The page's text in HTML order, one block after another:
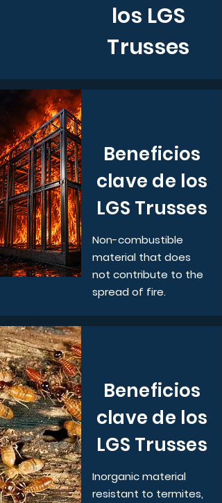
los LGS
Trusses
Beneficios
clave de los
LGS Trusses
Non-combustible
material that does
not contribute to the
spread of fire.
Beneficios
clave de los
LGS Trusses
Inorganic material
resistant to termites,